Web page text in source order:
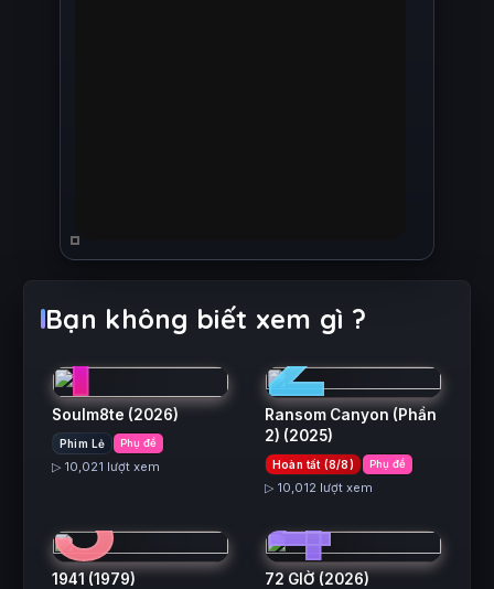
Bạn không biết xem gì ?
1
Soulm8te (2026)
Phim Lẻ Phụ đề
▷ 10,021 lượt xem
2
Ransom Canyon (Phần
2) (2025)
Hoàn tất (8/8) Phụ đề
▷ 10,012 lượt xem
3
1941 (1979) 4
72 GIỜ (2026)